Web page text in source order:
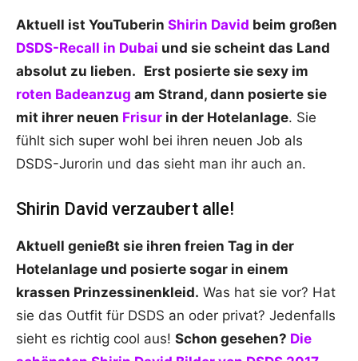
Aktuell ist YouTuberin Shirin David beim großen
DSDS-Recall in Dubai und sie scheint das Land
absolut zu lieben. Erst posierte sie sexy im
roten Badeanzug am Strand, dann posierte sie
mit ihrer neuen Frisur in der Hotelanlage. Sie
fühlt sich super wohl bei ihren neuen Job als
DSDS-Jurorin und das sieht man ihr auch an.
Shirin David verzaubert alle!
Aktuell genießt sie ihren freien Tag in der
Hotelanlage und posierte sogar in einem
krassen Prinzessinenkleid. Was hat sie vor? Hat
sie das Outfit für DSDS an oder privat? Jedenfalls
sieht es richtig cool aus! Schon gesehen? Die